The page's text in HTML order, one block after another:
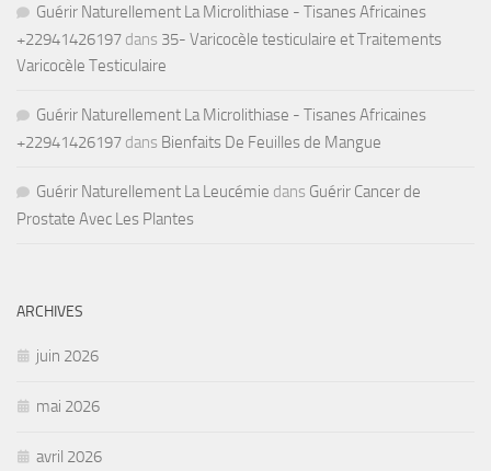
Guérir Naturellement La Microlithiase - Tisanes Africaines
+22941426197 dans 35- Varicocèle testiculaire et Traitements
Varicocèle Testiculaire
Guérir Naturellement La Microlithiase - Tisanes Africaines
+22941426197 dans Bienfaits De Feuilles de Mangue
Guérir Naturellement La Leucémie dans Guérir Cancer de
Prostate Avec Les Plantes
ARCHIVES
juin 2026
mai 2026
avril 2026